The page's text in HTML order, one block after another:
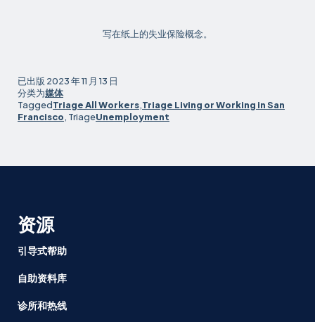
写在纸上的失业保险概念。
已出版 2023 年 11 月 13 日
分类为媒体
TaggedTriage All Workers,Triage Living or Working in San
Francisco, TriageUnemployment
资源
引导式帮助
自助资料库
诊所和热线